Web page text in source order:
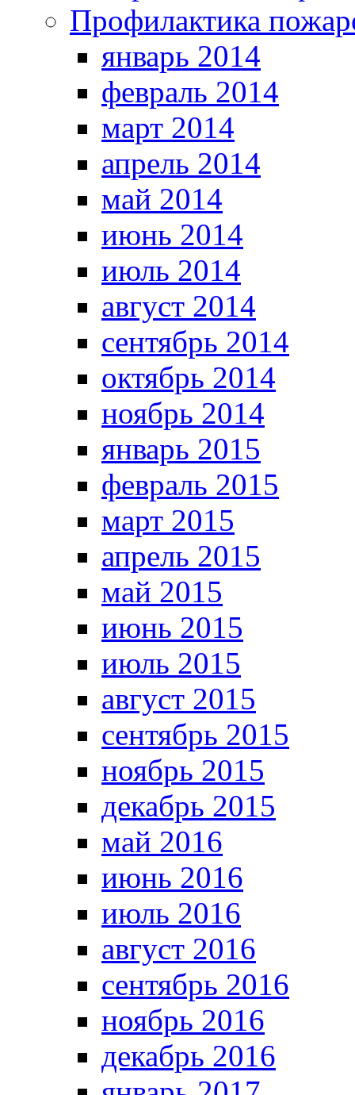
Профилактика
январь 2014
февраль 2014
март 2014
апрель 2014
май 2014
июнь 2014
июль 2014
август 2014
сентябрь 2014
октябрь 2014
ноябрь 2014
январь 2015
февраль 2015
март 2015
апрель 2015
май 2015
июнь 2015
июль 2015
август 2015
сентябрь 2015
ноябрь 2015
декабрь 2015
май 2016
июнь 2016
июль 2016
август 2016
сентябрь 2016
ноябрь 2016
декабрь 2016